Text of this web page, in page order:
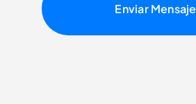
Enviar Mensaje